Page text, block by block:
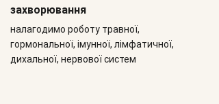
захворювання
налагодимо роботу травної,
гормональної, імунної, лімфатичної,
дихальної, нервовоїсистем